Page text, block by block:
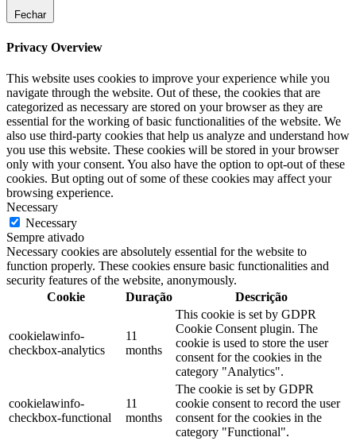
Fechar
Privacy Overview
This website uses cookies to improve your experience while you
navigate through the website. Out of these, the cookies that are
categorized as necessary are stored on your browser as they are
essential for the working of basic functionalities of the website. We
also use third-party cookies that help us analyze and understand how
you use this website. These cookies will be stored in your browser
only with your consent. You also have the option to opt-out of these
cookies. But opting out of some of these cookies may affect your
browsing experience.
Necessary
Necessary
Sempre ativado
Necessary cookies are absolutely essential for the website to
function properly. These cookies ensure basic functionalities and
security features of the website, anonymously.
Cookie
Duração Descrição
cookielawinfo-
checkbox-analytics
11
months
This cookie is set by GDPR
Cookie Consent plugin. The
cookie is used to store the user
consent for the cookies in the
category "Analytics".
cookielawinfo-
checkbox-functional
11
months
The cookie is set by GDPR
cookie consent to record the user
consent for the cookies in the
category "Functional".